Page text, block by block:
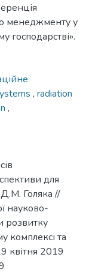
менеджменту у
господарстві».
, radiation
,
для
Голяка //
науково-
розвитку
комплексі та
квітня 2019